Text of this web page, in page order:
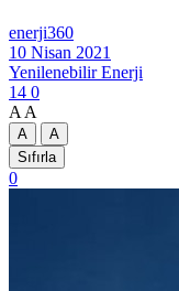
enerji360
10 Nisan 2021
Yenilenebilir Enerji
14 0
A A
A
A
Sıfırla
0